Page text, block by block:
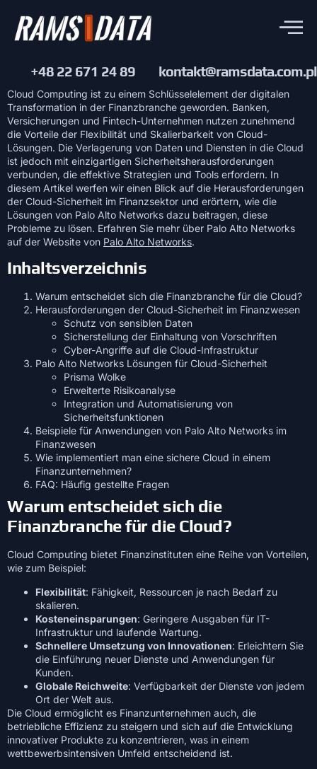
+48 22 671 24 89 kontakt@ramsdata.com.pl
Cloud Computing ist zu einem Schlüsselelement der digitalen
Transformation in der Finanzbranche geworden. Banken,
Versicherungen und Fintech-Unternehmen nutzen zunehmend
die Vorteile der Flexibilität und Skalierbarkeit von Cloud-
Lösungen. Die Verlagerung von Daten und Diensten in die Cloud
ist jedoch mit einzigartigen Sicherheitsherausforderungen
verbunden, die effektive Strategien und Tools erfordern. In
diesem Artikel werfen wir einen Blick auf die Herausforderungen
der Cloud-Sicherheit im Finanzsektor und erörtern, wie die
Lösungen von Palo Alto Networks dazu beitragen, diese
Probleme zu lösen. Erfahren Sie mehr über Palo Alto Networks
auf der Website von Palo Alto Networks.
Inhaltsverzeichnis
Warum entscheidet sich die Finanzbranche für die Cloud?
Herausforderungen der Cloud-Sicherheit im Finanzwesen
Schutz von sensiblen Daten
Sicherstellung der Einhaltung von Vorschriften
Cyber-Angriffe auf die Cloud-Infrastruktur
Palo Alto Networks Lösungen für Cloud-Sicherheit
Prisma Wolke
Erweiterte Risikoanalyse
Integration und Automatisierung von
Sicherheitsfunktionen
Beispiele für Anwendungen von Palo Alto Networks im
Finanzwesen
Wie implementiert man eine sichere Cloud in einem
Finanzunternehmen?
FAQ: Häufig gestellte Fragen
Warum entscheidet sich die
Finanzbranche für die Cloud?
Cloud Computing bietet Finanzinstituten eine Reihe von Vorteilen,
wie zum Beispiel:
Flexibilität: Fähigkeit, Ressourcen je nach Bedarf zu
skalieren.
Kosteneinsparungen: Geringere Ausgaben für IT-
Infrastruktur und laufende Wartung.
Schnellere Umsetzung von Innovationen: Erleichtern Sie
die Einführung neuer Dienste und Anwendungen für
Kunden.
Globale Reichweite: Verfügbarkeit der Dienste von jedem
Ort der Welt aus.
Die Cloud ermöglicht es Finanzunternehmen auch, die
betriebliche Effizienz zu steigern und sich auf die Entwicklung
innovativer Produkte zu konzentrieren, was in einem
wettbewerbsintensiven Umfeld entscheidend ist.